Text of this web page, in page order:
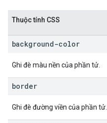
Thuộc tính CSS
background-color
Ghi đè màu nền của phần tử.
border
Ghi đè đường viền của phần tử.